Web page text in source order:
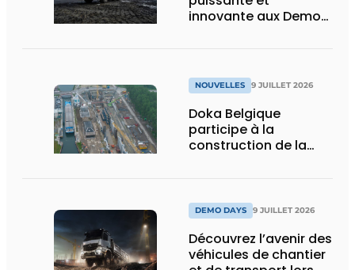
innovante aux Demo
NOUVELLES 9 JUILLET 2026
Doka Belgique
participe à la
construction de la
DEMO DAYS 9 JUILLET 2026
Découvrez l’avenir des
véhicules de chantier